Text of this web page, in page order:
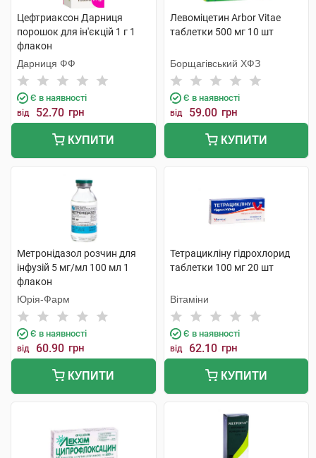
Цефтриаксон Дарниця
порошок для ін'єкцій 1 г 1
флакон
Дарниця ФФ
Є в наявності
від 52.70 грн
КУПИТИ
Левоміцетин Arbor Vitae
таблетки 500 мг 10 шт
Борщагівський ХФЗ
Є в наявності
від 59.00 грн
КУПИТИ
Метронідазол розчин для
інфузій 5 мг/мл 100 мл 1
флакон
Юрія-Фарм
Є в наявності
від 60.90 грн
КУПИТИ
Тетрацикліну гідрохлорид
таблетки 100 мг 20 шт
Вітаміни
Є в наявності
від 62.10 грн
КУПИТИ